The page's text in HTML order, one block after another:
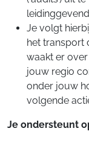
Je volgt
het transport
waakt er
jouw regio
onder jouw
volgende
Je ondersteunt